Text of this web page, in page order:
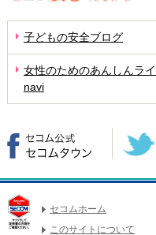
子どもの安全ブログ
女性のためのあんしんラ
navi
セコムホーム
このサイトについて